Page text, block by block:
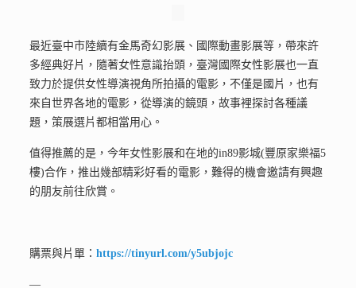
最近臺中市陸續有金馬奇幻影展、國際動畫影展等，帶來許
多經典好片，隨著女性意識抬頭，臺灣國際女性影展也一直
致力於提供女性導演視角所拍攝的電影，不僅是國片，也有
來自世界各地的電影，從導演的鏡頭，故事裡探討各種議
題，策展選片都相當用心。
值得推薦的是，今年女性影展和在地的in89影城(豐原家樂福5
樓)合作，推出幾部精彩好看的電影，難得的機會邀請有興趣
的朋友前往欣賞。
購票與片單：https://tinyurl.com/y5ubjojc
—